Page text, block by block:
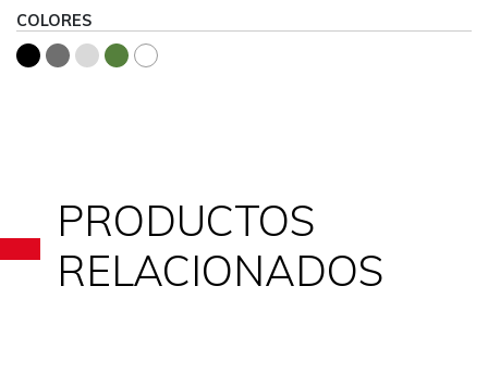
COLORES
PRODUCTOS
RELACIONADOS